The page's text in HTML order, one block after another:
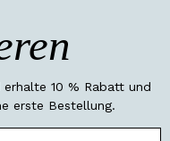
10 % Rabatt und
erste Bestellung.